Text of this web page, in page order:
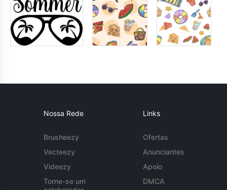
Nossa Rede
Brusheezy
Vecteezy
Videezy
Torne-se um
Links
Ofertas
Anunciantes
Apoio
DMCA